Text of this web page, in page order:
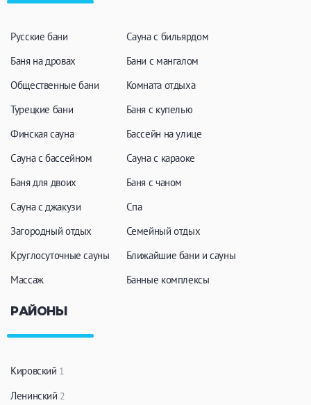
Русские бани
Баня на дровах
Общественные бани
Турецкие бани
Финская сауна
Сауна с бассейном
Баня для двоих
Сауна с джакузи
Загородный отдых
Круглосуточные сауны
Массаж
Сауна с бильярдом
Бани с мангалом
Комната отдыха
Баня с купелью
Бассейн на улице
Сауна с караоке
Баня с чаном
Спа
Семейный отдых
Ближайшие бани и сауны
Банные комплексы
РАЙОНЫ
Кировский 1
Ленинский 2